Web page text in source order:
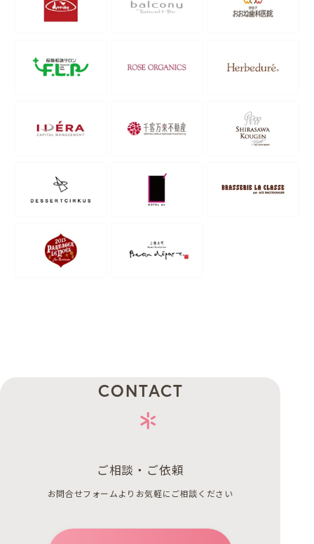
CONTACT
ご相談・ご依頼
お問合せフォームよりお気軽にご相談ください